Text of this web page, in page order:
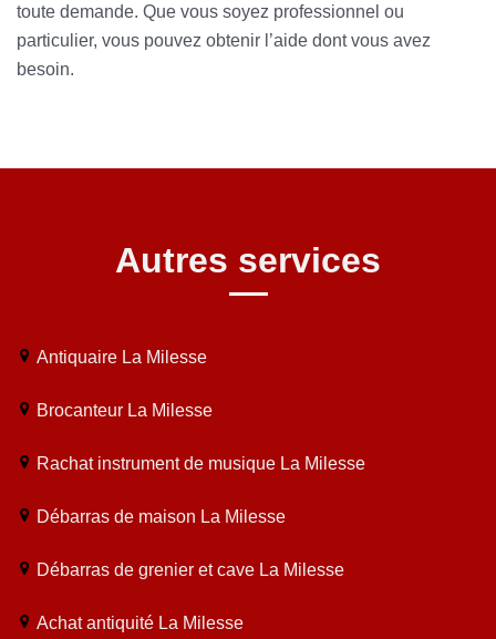
toute demande. Que vous soyez professionnel ou
particulier, vous pouvez obtenir l’aide dont vous avez
besoin.
Autres services
Antiquaire La Milesse
Brocanteur La Milesse
Rachat instrument de musique La Milesse
Débarras de maison La Milesse
Débarras de grenier et cave La Milesse
Achat antiquité La Milesse